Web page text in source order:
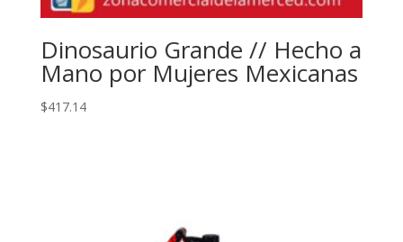
Dinosaurio Grande // Hecho a
Mano por Mujeres Mexicanas
$417.14